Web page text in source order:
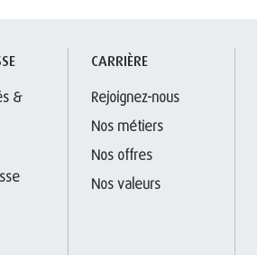
&
CARRIÈRE
Rejoignez-nous
Nos métiers
Nos offres
Nos valeurs